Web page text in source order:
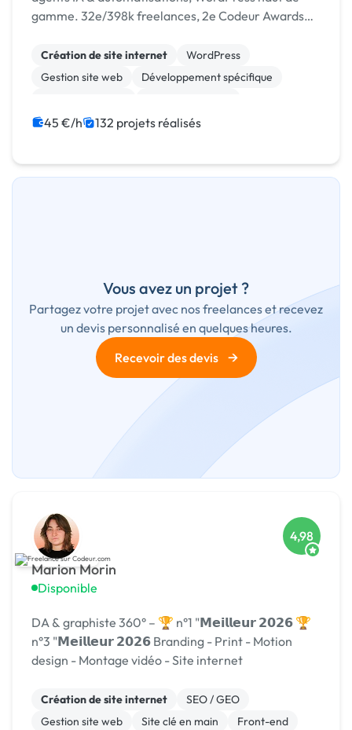
gamme. 32e/398k freelances, 2e Codeur Awards
Création de site internet
WordPress
Gestion site web
Développement spécifique
Admin système, sécurité
JavaScript
45 €/h 132 projets réalisés
Vous avez un projet ?
Partagez votre projet avec nos freelances et recevez
un devis personnalisé en quelques heures.
Recevoir des devis
→
Marion Morin
Disponible
4,98
DA & graphiste 360° – 🏆 n°1 "𝗠𝗲𝗶𝗹𝗹𝗲𝘂𝗿 𝟮𝟬𝟮𝟲 🏆
n°3 "𝗠𝗲𝗶𝗹𝗹𝗲𝘂𝗿 𝟮𝟬𝟮𝟲 Branding - Print - Motion
design - Montage vidéo - Site internet
Création de site internet
SEO / GEO
Gestion site web
Site clé en main
Front-end